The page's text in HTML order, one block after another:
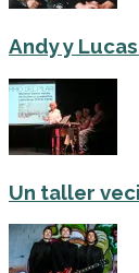
Andy y
Un taller